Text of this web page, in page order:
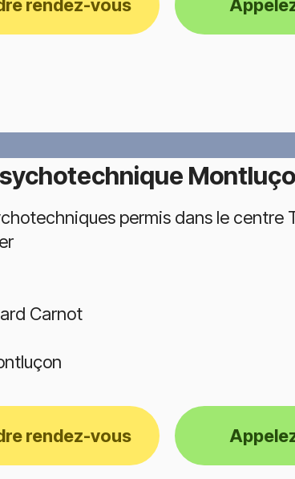
rendez-vous
permis dans le
Carnot
rendez-vous